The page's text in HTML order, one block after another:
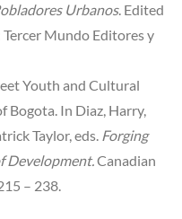
Urbanos. Edited
Mundo Editores y
Youth and Cultural
Bogota. In Diaz, Harry,
Taylor, eds. Forging
Development.Canadian
– 238.